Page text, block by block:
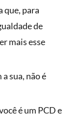
que, para
de
mais esse
sua, não é
é um PCD e